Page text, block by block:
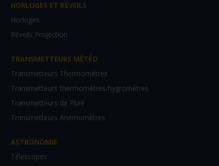
HORLOGES ET RÉVEILS
Horloges
Réveils Projection
TRANSMETTEURS MÉTÉO
Transmetteurs Thermomètres
Transmetteurs thermomètres/hygromètres
Transmetteurs de Pluie
Transmetteurs Anémomètres
ASTRONOMIE
Télescopes